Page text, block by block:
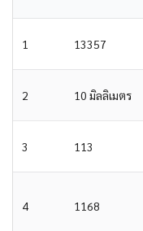
1 13357
2 10 มิลลิเมตร
3 113
4 1168